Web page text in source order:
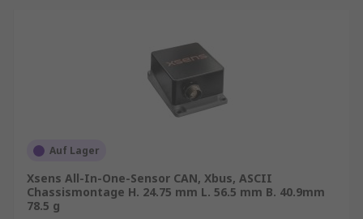
Auf Lager
Xsens All-In-One-Sensor CAN, Xbus, ASCII
Chassismontage H. 24.75 mm L. 56.5 mm B. 40.9mm
78.5 g